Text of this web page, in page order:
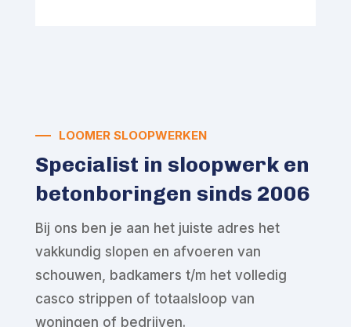
LOOMER SLOOPWERKEN
Specialist in sloopwerk en
betonboringen sinds 2006
Bij ons ben je aan het juiste adres het
vakkundig slopen en afvoeren van
schouwen, badkamers t/m het volledig
casco strippen of totaalsloop van
woningen of bedrijven.